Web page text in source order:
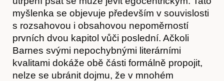
myšlenka se objevuje především v souvislosti
s rozsahovou i obsahovou nepoměrností
prvních dvou kapitol vůči poslední. Ačkoli
Barnes svými nepochybnými literárními
kvalitami dokáže obě části formálně propojit,
nelze se ubránit dojmu, že v mnohém